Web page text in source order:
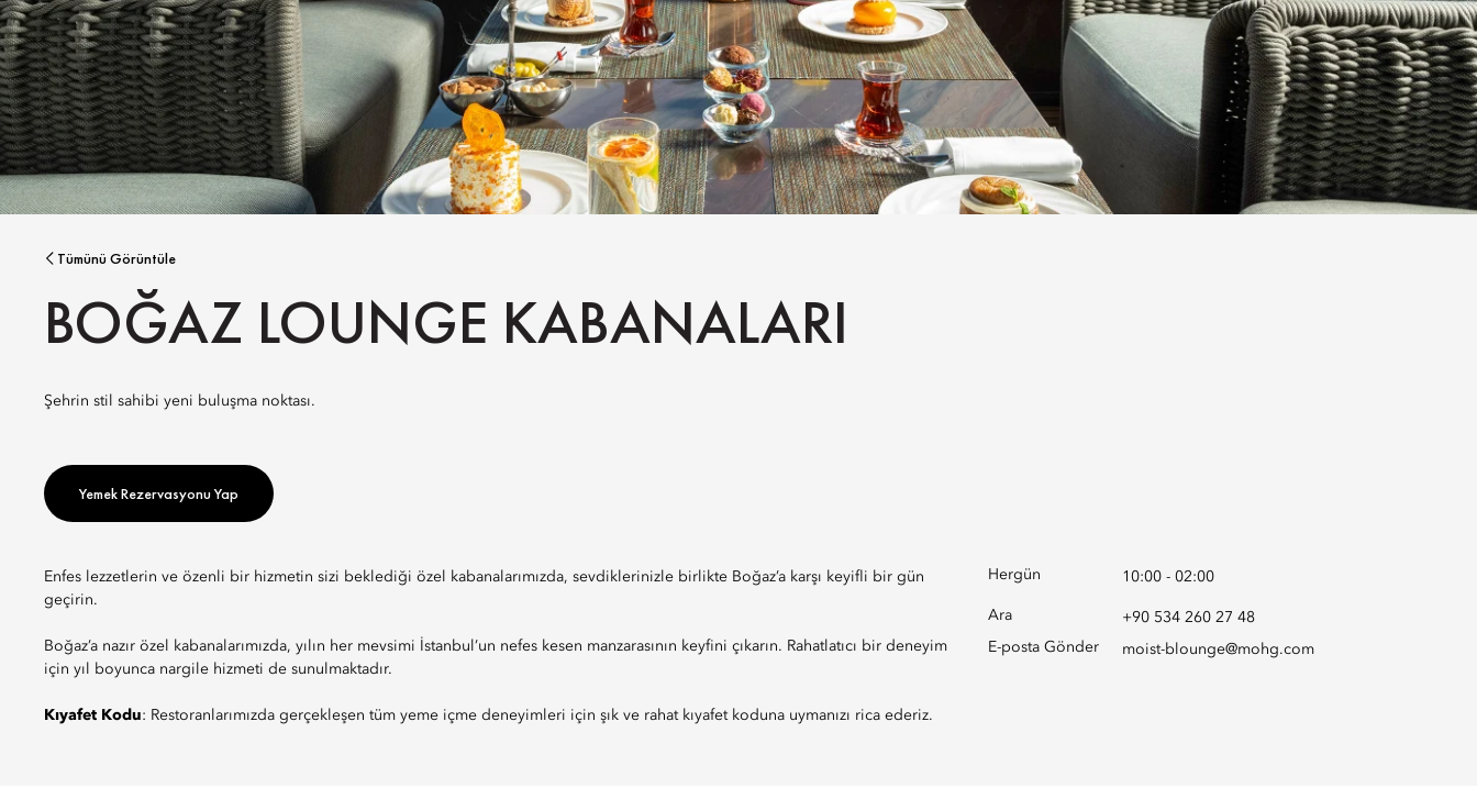
Tümünü Görüntüle
BOĞAZ LOUNGE KABANALARI
Şehrin stil sahibi yeni buluşma noktası.
Yemek Rezervasyonu Yap
Enfes lezzetlerin ve özenli bir hizmetin sizi beklediği özel kabanalarımızda, sevdiklerinizle birlikte Boğaz’a karşı keyifli bir gün
geçirin.
Boğaz’a nazır özel kabanalarımızda, yılın her mevsimi İstanbul’un nefes kesen manzarasının keyfini çıkarın. Rahatlatıcı bir deneyim
için yıl boyunca nargile hizmeti de sunulmaktadır.
Kıyafet Kodu: Restoranlarımızda gerçekleşen tüm yeme içme deneyimleri için şık ve rahat kıyafet koduna uymanızı rica ederiz.
Hergün 10:00 - 02:00
Ara
+90 534 260 27 48
E-posta Gönder
moist-blounge@mohg.com